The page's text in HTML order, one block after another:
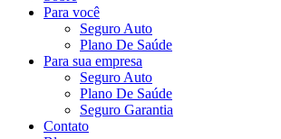
Para você
Seguro Auto
Plano De Saúde
Para sua empresa
Seguro Auto
Plano De Saúde
Seguro Garantia
Contato